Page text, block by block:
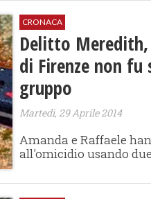
CRONACA
Delitto
di Firenze non fu
gruppo
Martedì, 29 Aprile 2014
Amanda e Raffaele
all'omicidio usando